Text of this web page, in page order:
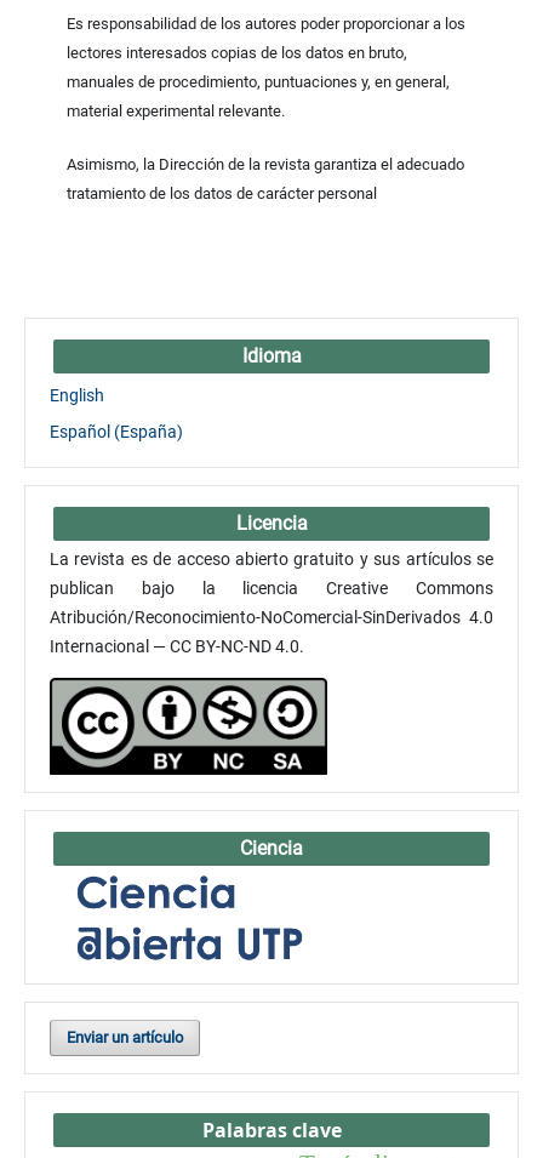
Es responsabilidad de los autores poder proporcionar a los
lectores interesados copias de los datos en bruto,
manuales de procedimiento, puntuaciones y, en general,
material experimental relevante.
Asimismo, la Dirección de la revista garantiza el adecuado
tratamiento de los datos de carácter personal
Idioma
English
Español (España)
Licencia
La revista es de acceso abierto gratuito y sus artículos se
publican bajo la licencia Creative Commons
Atribución/Reconocimiento-NoComercial-SinDerivados 4.0
Internacional — CC BY-NC-ND 4.0.
Ciencia
Enviar un artículo
Palabras clave